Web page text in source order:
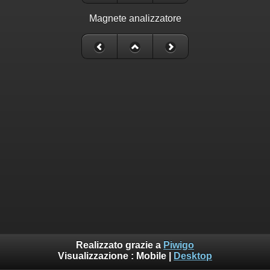
Magnete analizzatore
Realizzato grazie a Piwigo
Visualizzazione : Mobile Desktop